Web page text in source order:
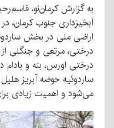
به گزارش کرمان‌نو،
آبخیزداری جنوب کرمان،
اراضی ملی در بخش
درختی، مرتعی و جنگلی
درختی اورس، بنه و
ساردوئیه حوضه آبریز
می‌شود و اهمیت زیادی